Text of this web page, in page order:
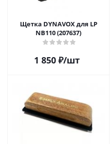
Щетка DYNAVOX для LP
NB110 (207637)
1 850₽/шт